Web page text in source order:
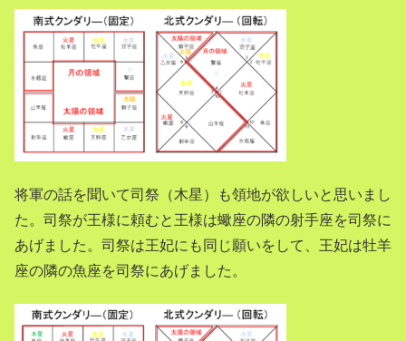
将軍の話を聞いて司祭（木星）も領地が欲しいと思いまし
た。司祭が王様に頼むと王様は蠍座の隣の射手座を司祭に
あげました。司祭は王妃にも同じ願いをして、王妃は牡羊
座の隣の魚座を司祭にあげました。